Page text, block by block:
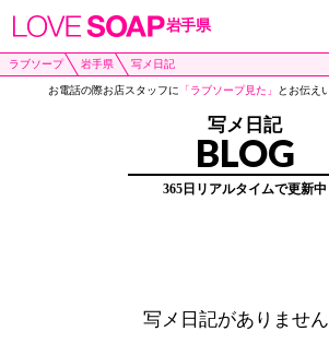
岩手県
ラブソープ 岩手県 写メ日記
お電話の際お店スタッフに 「ラブソープ見た」 とお伝え
写メ日記
BLOG
365日リアルタイムで更新中
写メ日記がありません